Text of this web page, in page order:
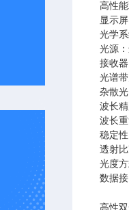
高性
显示
光学
光源
接收
光谱
杂散
波长
波长
稳定
透射
光度
数据
高性